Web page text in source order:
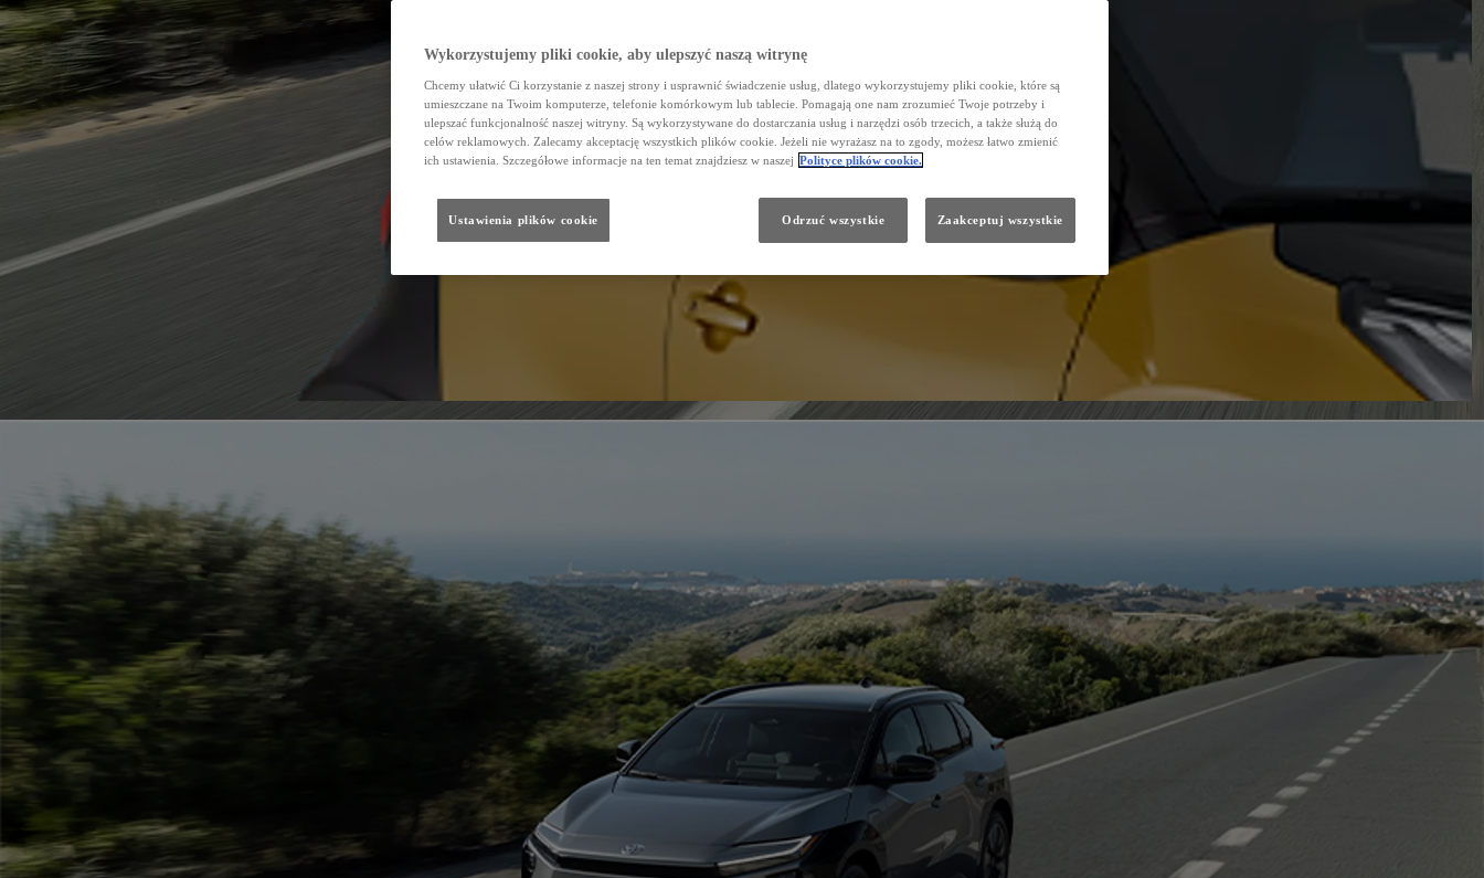
Wykorzystujemy pliki cookie, aby ulepszyć naszą witrynę
Chcemy ułatwić Ci korzystanie z naszej strony i usprawnić świadczenie usług, dlatego wykorzystujemy pliki cookie, które są
umieszczane na Twoim komputerze, telefonie komórkowym lub tablecie. Pomagają one nam zrozumieć Twoje potrzeby i
ulepszać funkcjonalność naszej witryny. Są wykorzystywane do dostarczania usług i narzędzi osób trzecich, a także służą do
celów reklamowych. Zalecamy akceptację wszystkich plików cookie. Jeżeli nie wyrażasz na to zgody, możesz łatwo zmienić
ich ustawienia. Szczegółowe informacje na ten temat znajdziesz w naszej Polityce plików cookie.
Ustawienia plików cookie Odrzuć wszystkie Zaakceptuj wszystkie